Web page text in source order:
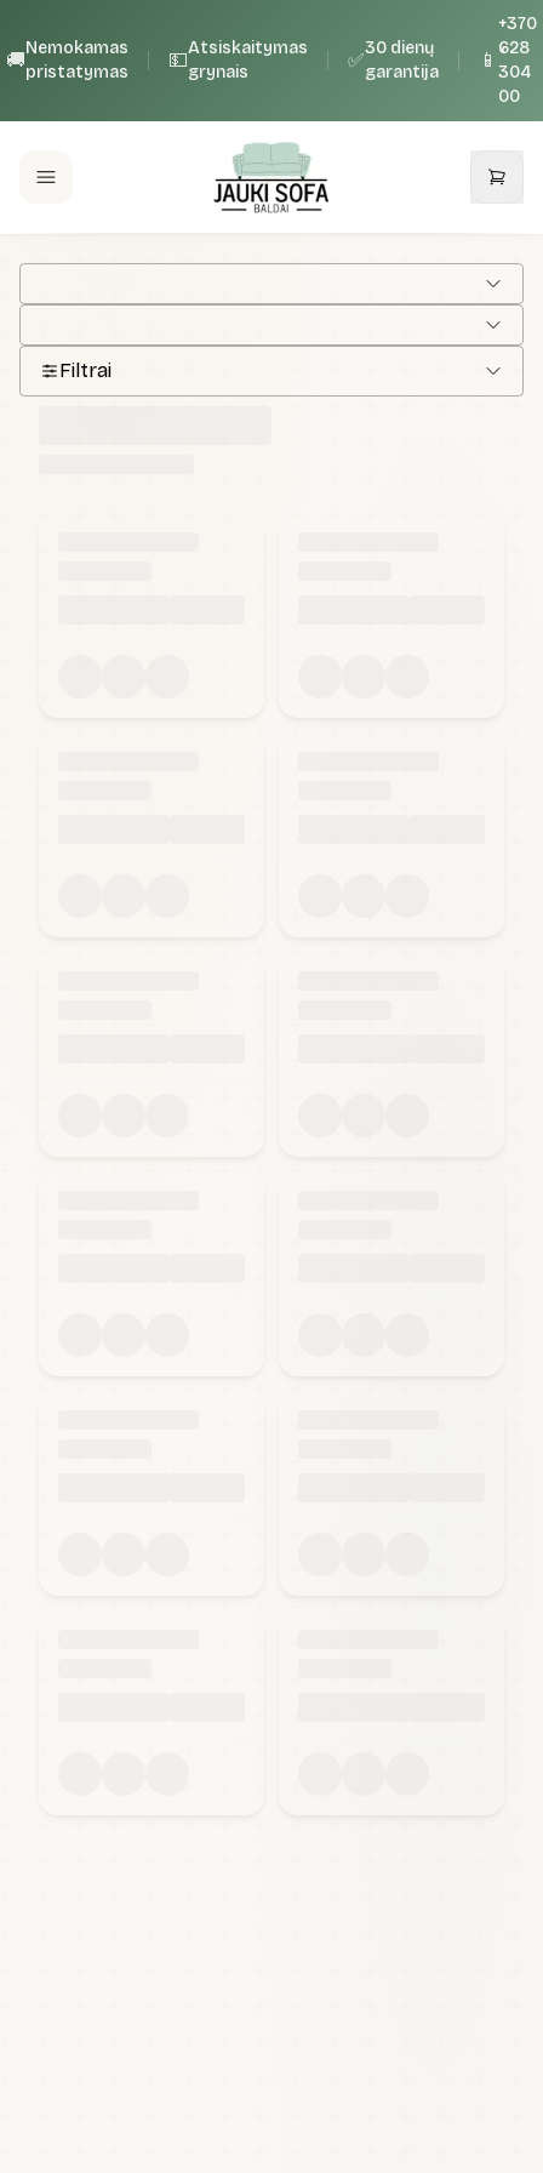
🚚
Nemokamas
pristatymas
💵
Atsiskaitymas
grynais
✅
30 dienų
garantija
📱
+370
628
304
00
Filtrai